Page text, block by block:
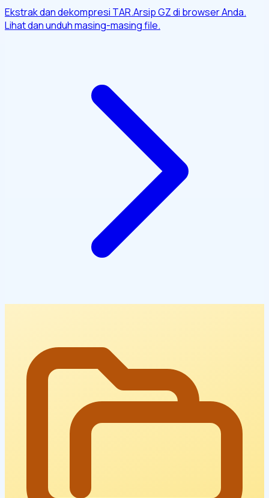
Ekstrak dan dekompresi TAR.Arsip GZ di browser Anda.
Lihat dan unduh masing-masing file.